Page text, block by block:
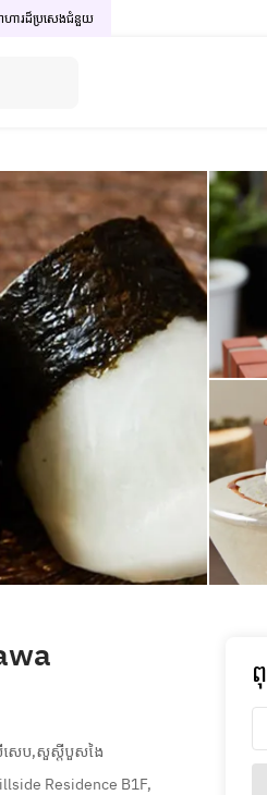
ារដ៏ប្រសេងជំនួយ
សេប,សួស្តីបួសងៃ
Residence B1F,